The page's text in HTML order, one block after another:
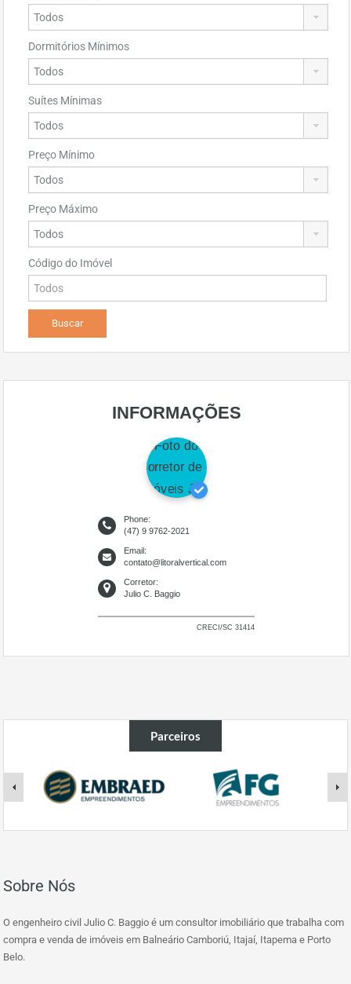
Dormitórios Mínimos
Suítes Mínimas
Preço Mínimo
Preço Máximo
Código do Imóvel
INFORMAÇÕES
Phone:
(47) 9 9762-2021
Email:
contato@litoralvertical.com
Corretor:
Julio C. Baggio
CRECI/SC 31414
Parceiros
Sobre Nós
O engenheiro civil Julio C. Baggio é um consultor imobiliário que trabalha com
compra e venda de imóveis em Balneário Camboriú, Itajaí, Itapema e Porto
Belo.